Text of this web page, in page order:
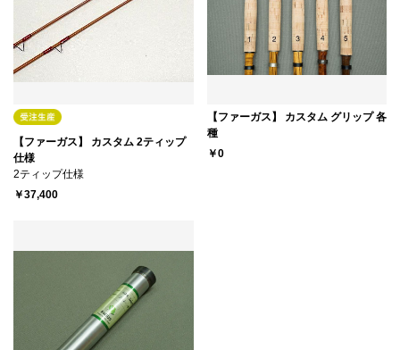
【ファーガス】 カスタム 2ティップ
仕様
2ティップ仕様
￥37,400
【ファーガス】 カスタム グリップ 各
種
￥0